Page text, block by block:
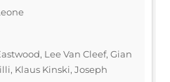
Lee Van Cleef, Gian
Klaus Kinski, Joseph